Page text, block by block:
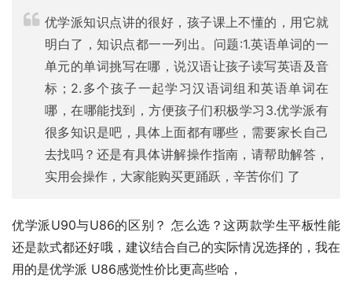
优学派知识点讲的很好，孩子课上不懂的，用它就
明白了，知识点都一一列出。问题:1.英语单词的一
单元的单词挑写在哪，说汉语让孩子读写英语及音
标；2.多个孩子一起学习汉语词组和英语单词在
哪，在哪能找到，方便孩子们积极学习3.优学派有
很多知识是吧，具体上面都有哪些，需要家长自己
去找吗？还是有具体讲解操作指南，请帮助解答，
实用会操作，大家能购买更踊跃，辛苦你们 了
优学派U90与U86的区别？ 怎么选？这两款学生平板性能
还是款式都还好哦，建议结合自己的实际情况选择的，我在
用的是优学派 U86感觉性价比更高些哈，